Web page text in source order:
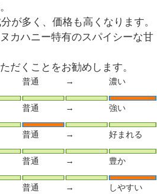
が多く、価格も高くなります。
カハニー特有のスパイシーな甘
だくことをお勧めします。
普通 → 濃い
普通 → 強い
普通 → 好まれる
普通 → 豊か
普通 → しやすい